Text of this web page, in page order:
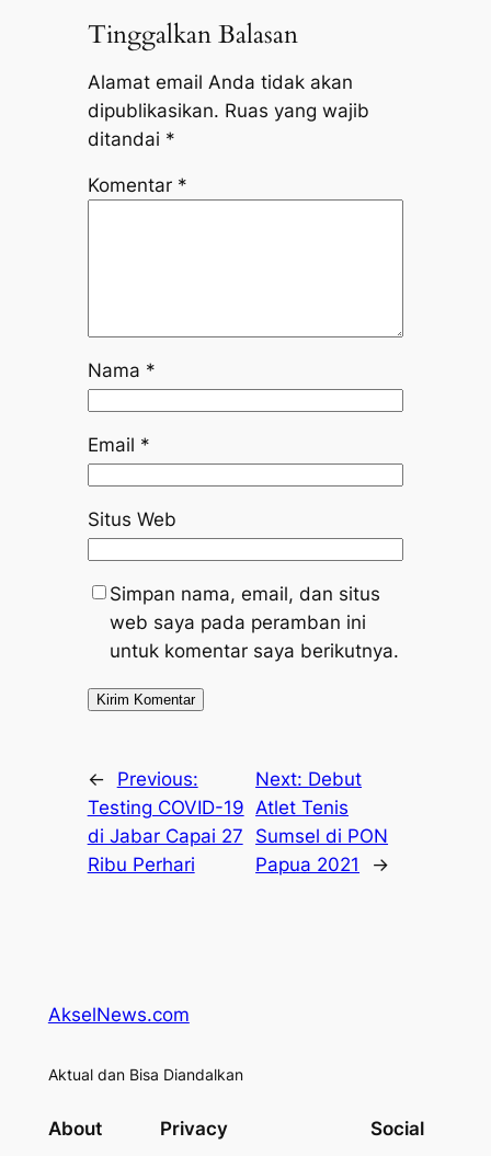
Tinggalkan Balasan
Alamat email Anda tidak akan
dipublikasikan. Ruas yang wajib
ditandai *
Komentar *
Nama *
Email *
Situs Web
Simpan nama, email, dan situs
web saya pada peramban ini
untuk komentar saya berikutnya.
←
Previous:
Testing COVID-19
di Jabar Capai 27
Ribu Perhari
Next: Debut
Atlet Tenis
Sumsel di PON
Papua 2021
→
AkselNews.com
Aktual dan Bisa Diandalkan
About Privacy Social